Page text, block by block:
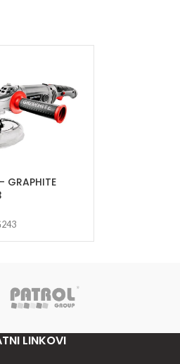
GRAPHITE
LINKOVI